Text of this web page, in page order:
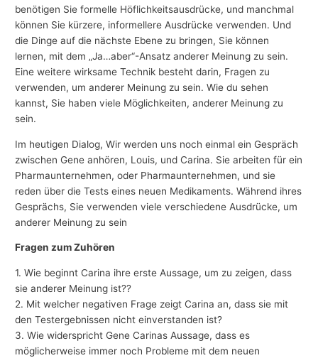
benötigen Sie formelle Höflichkeitsausdrücke, und manchmal
können Sie kürzere, informellere Ausdrücke verwenden. Und
die Dinge auf die nächste Ebene zu bringen, Sie können
lernen, mit dem „Ja…aber“-Ansatz anderer Meinung zu sein.
Eine weitere wirksame Technik besteht darin, Fragen zu
verwenden, um anderer Meinung zu sein. Wie du sehen
kannst, Sie haben viele Möglichkeiten, anderer Meinung zu
sein.
Im heutigen Dialog, Wir werden uns noch einmal ein Gespräch
zwischen Gene anhören, Louis, und Carina. Sie arbeiten für ein
Pharmaunternehmen, oder Pharmaunternehmen, und sie
reden über die Tests eines neuen Medikaments. Während ihres
Gesprächs, Sie verwenden viele verschiedene Ausdrücke, um
anderer Meinung zu sein
Fragen zum Zuhören
1. Wie beginnt Carina ihre erste Aussage, um zu zeigen, dass
sie anderer Meinung ist??
2. Mit welcher negativen Frage zeigt Carina an, dass sie mit
den Testergebnissen nicht einverstanden ist?
3. Wie widerspricht Gene Carinas Aussage, dass es
möglicherweise immer noch Probleme mit dem neuen